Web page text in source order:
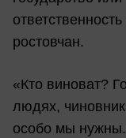
ростовчан.
«Кто виноват?
людях,
особо мы